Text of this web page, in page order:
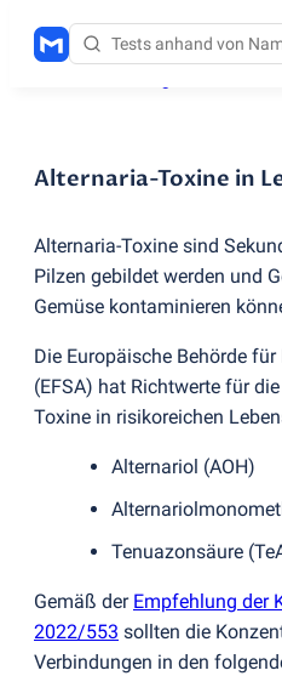
Alternaria-Toxine in
Alternaria-Toxine sind
Pilzen gebildet werden und
Gemüse kontaminieren
Die Europäische Behörde
(EFSA) hat Richtwerte für
Toxine in risikoreichen
Alternariol (AOH)
Tenuazonsäure (
Gemäß der Empfehlung der
2022/553 sollten die
Verbindungen in den